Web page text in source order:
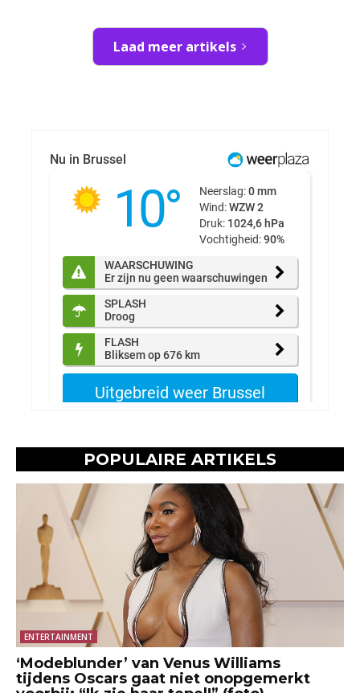
Laad meer artikels
POPULAIRE ARTIKELS
ENTERTAINMENT
‘Modeblunder’ van Venus Williams
tijdens Oscars gaat niet onopgemerkt